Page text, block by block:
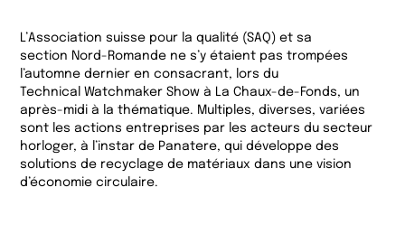
L’Association suisse pour la qualité (SAQ) et sa
section Nord-Romande ne s’y étaient pas trompées
l’automne dernier en consacrant, lors du
Technical Watchmaker Show à La Chaux-de-Fonds, un
après-midi à la thématique. Multiples, diverses, variées
sont les actions entreprises par les acteurs du secteur
horloger, à l’instar de Panatere, qui développe des
solutions de recyclage de matériaux dans une vision
d’économie circulaire.